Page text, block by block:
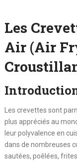
Les
Air (Air
Les crevettes sont
plus appréciés au
leur polyvalence en
dans de nombreuses
sautées, poêlées,